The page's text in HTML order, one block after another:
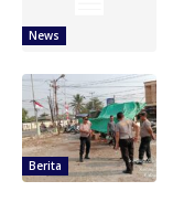
News
Berita